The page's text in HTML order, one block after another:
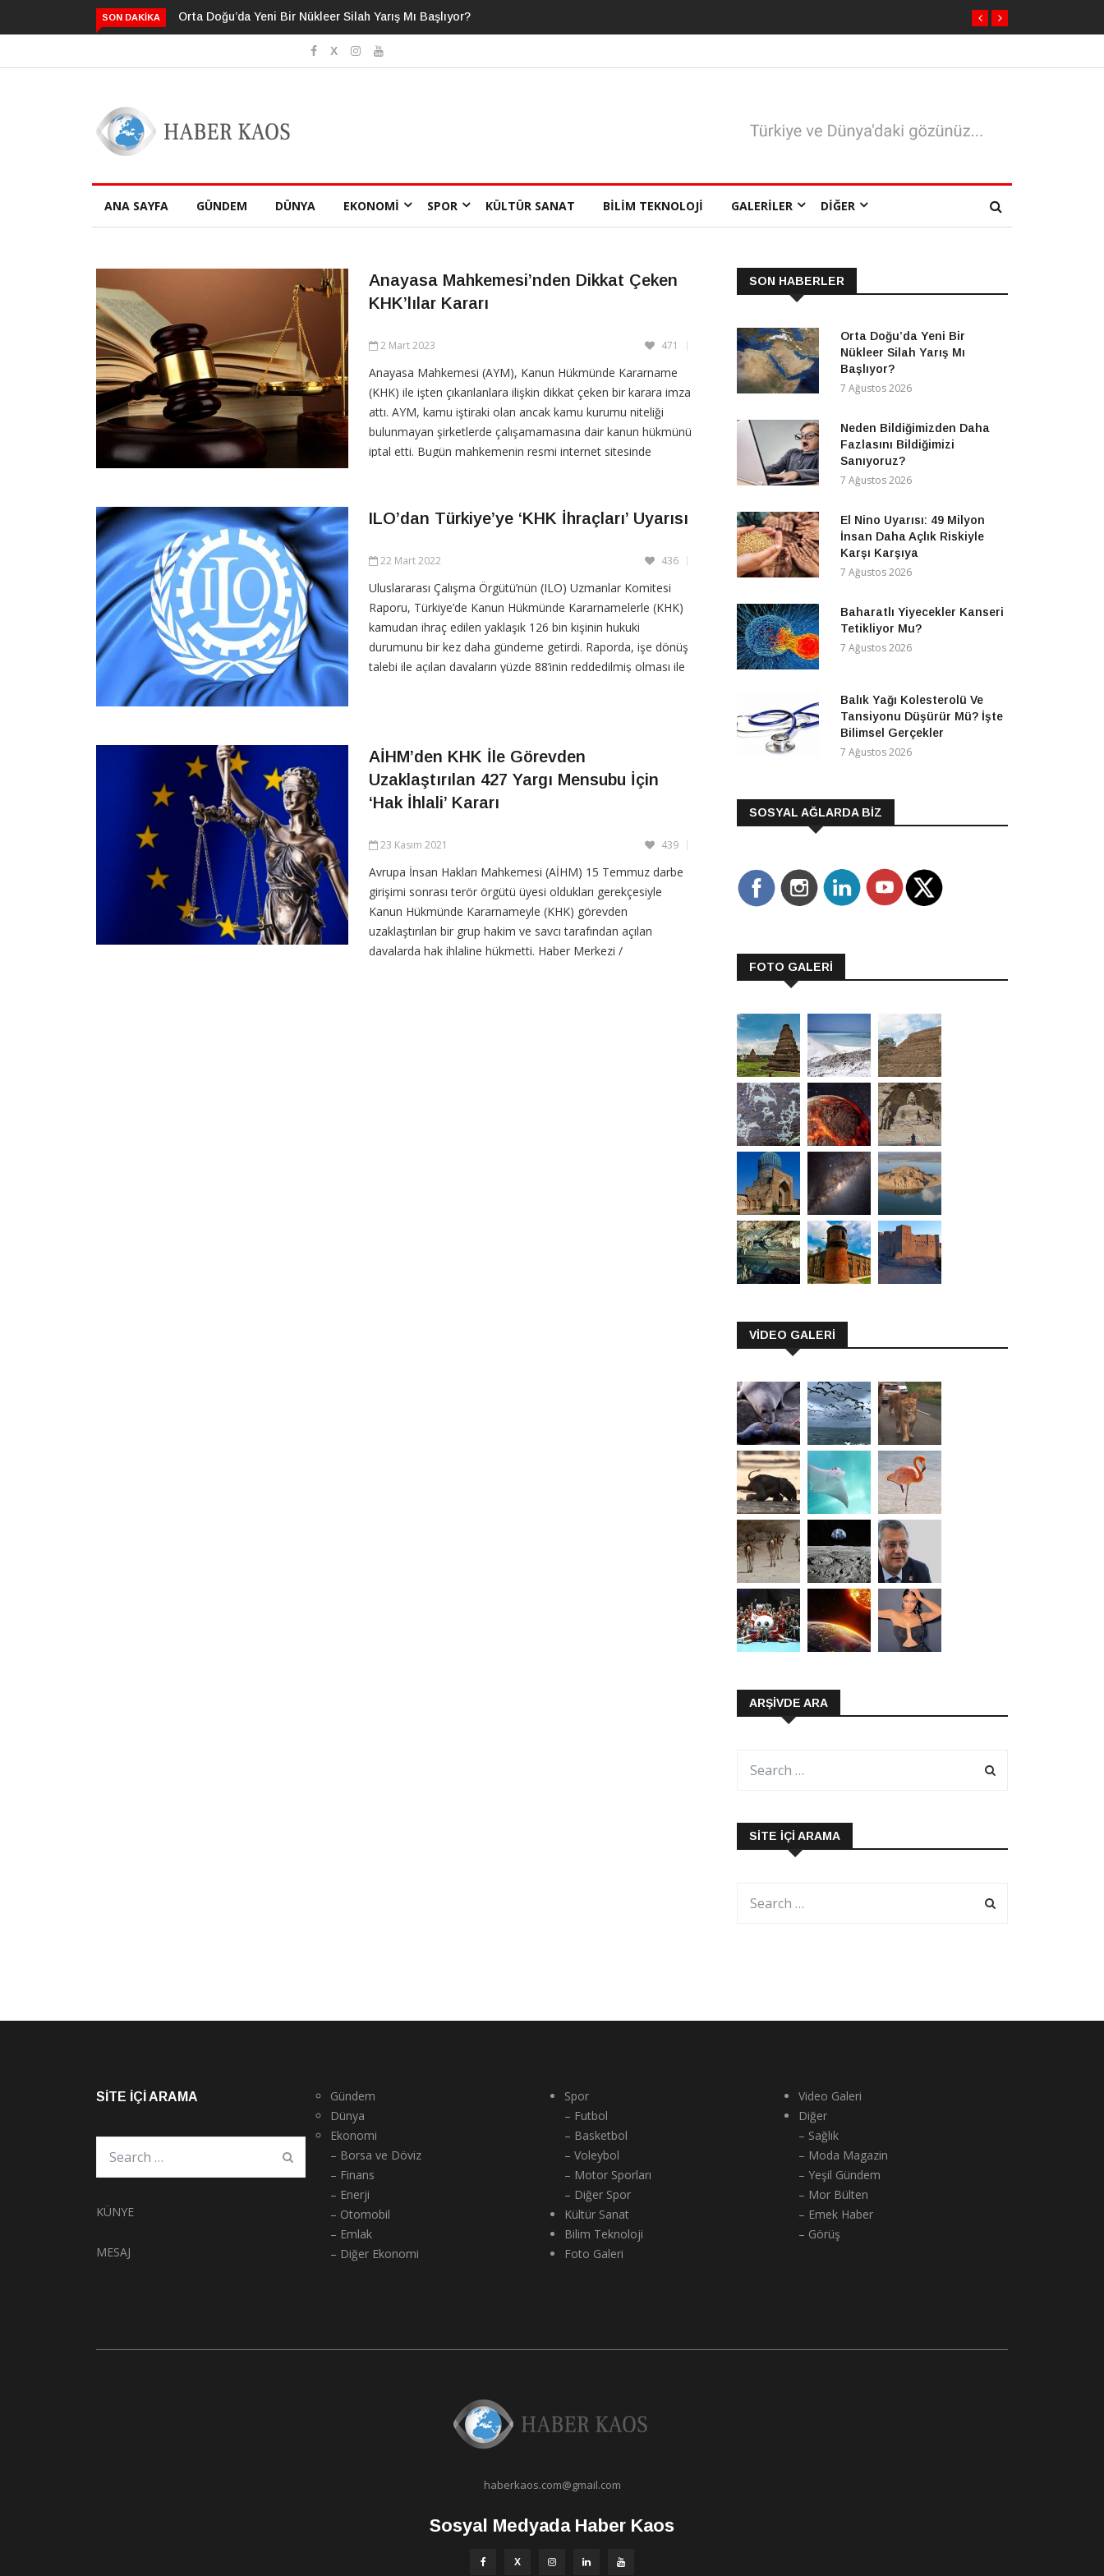
SON DAKIKA
Yeni Bir Nükleer Silah Yarış Mı Başlıyor?Neden Bildiğimizden Daha Fazlasını Bildiğimizi
Sanıyoruz?
ANA SAYFA GÜNDEM DÜNYA EKONOMI SPOR KÜLTÜR SANAT BILIM TEKNOLOJI GALERILER DIĞER
Anayasa Mahkemesi’nden Dikkat Çeken
KHK’lılar Kararı
2 Mart 2023 471
Anayasa Mahkemesi (AYM), Kanun Hükmünde Kararname
(KHK) ile işten çıkarılanlara ilişkin dikkat çeken bir karara imza
attı. AYM, kamu iştiraki olan ancak kamu kurumu niteliği
bulunmayan şirketlerde çalışamamasına dair kanun hükmünü
iptal etti. Bugün mahkemenin resmi internet sitesinde
ILO’dan Türkiye’ye ‘KHK İhraçları’ Uyarısı
22 Mart 2022 436
Uluslararası Çalışma Örgütü’nün (ILO) Uzmanlar Komitesi
Raporu, Türkiye’de Kanun Hükmünde Kararnamelerle (KHK)
kamudan ihraç edilen yaklaşık 126 bin kişinin hukuki
durumunu bir kez daha gündeme getirdi. Raporda, işe dönüş
talebi ile açılan davaların yüzde 88’inin reddedilmiş olması ile
CONTINUE READING
AİHM’den KHK İle Görevden
Uzaklaştırılan 427 Yargı Mensubu İçin
‘Hak İhlali’ Kararı
23 Kasım 2021 439
Avrupa İnsan Hakları Mahkemesi (AİHM) 15 Temmuz darbe
girişimi sonrası terör örgütü üyesi oldukları gerekçesiyle
Kanun Hükmünde Kararnameyle (KHK) görevden
uzaklaştırılan bir grup hakim ve savcı tarafından açılan
davalarda hak ihlaline hükmetti. Haber Merkezi /
SON HABERLER
Orta Doğu’da Yeni Bir
Nükleer Silah Yarış Mı
Başlıyor?
7 Ağustos 2026
Neden Bildiğimizden Daha
Fazlasını Bildiğimizi
Sanıyoruz?
7 Ağustos 2026
El Nino Uyarısı: 49 Milyon
İnsan Daha Açlık Riskiyle
Karşı Karşıya
7 Ağustos 2026
Baharatlı Yiyecekler Kanseri
Tetikliyor Mu?
7 Ağustos 2026
Balık Yağı Kolesterolü Ve
Tansiyonu Düşürür Mü? İşte
Bilimsel Gerçekler
7 Ağustos 2026
SOSYAL AĞLARDA BİZ
FOTO GALERİ
VİDEO GALERİ
ARŞIVDE ARA
SITE İÇI ARAMA
SITE İÇI ARAMA
KÜNYE
MESAJ
Gündem
Dünya
Ekonomi
– Borsa ve Döviz
– Finans
– Enerji
– Otomobil
– Emlak
– Diğer Ekonomi
Spor
– Futbol
– Basketbol
– Voleybol
– Motor Sporları
– Diğer Spor
Kültür Sanat
Bilim Teknoloji
Foto Galeri
Video Galeri
Diğer
– Sağlık
– Moda Magazin
– Yeşil Gündem
– Mor Bülten
– Emek Haber
– Görüş
haberkaos.com@gmail.com
Sosyal Medyada Haber Kaos